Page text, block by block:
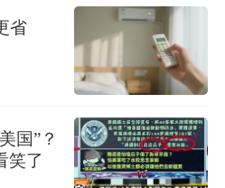
省
国”？
笑了